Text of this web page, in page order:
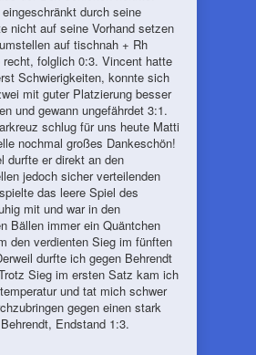
durch seine
nicht auf seine Vorhand setzen
auf tischnah + Rh
folglich 0:3. Vincent hatte
Schwierigkeiten, konnte sich
mit guter Platzierung besser
und gewann ungefährdet 3:1.
schlug für uns heute Matti
nochmal großes Dankeschön!
durfte er direkt an den
jedoch sicher verteilenden
das leere Spiel des
mit und war in den
Bällen immer ein Quäntchen
den verdienten Sieg im fünften
durfte ich gegen Behrendt
Sieg im ersten Satz kam ich
und tat mich schwer
gegen einen stark
Endstand 1:3.